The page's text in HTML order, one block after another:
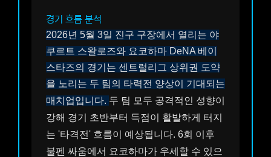
경기 흐름 분석
2026년 5월 3일 진구 구장에서 열리는 야
쿠르트 스왈로즈와 요코하마 DeNA 베이
스타즈의 경기는 센트럴리그 상위권 도약
을 노리는 두 팀의 타력전 양상이 기대되는
매치업입니다. 두 팀 모두 공격적인 성향이
강해 경기 초반부터 득점이 활발하게 터지
는 '타격전' 흐름이 예상됩니다. 6회 이후
불펜 싸움에서 요코하마가 우세할 수 있으